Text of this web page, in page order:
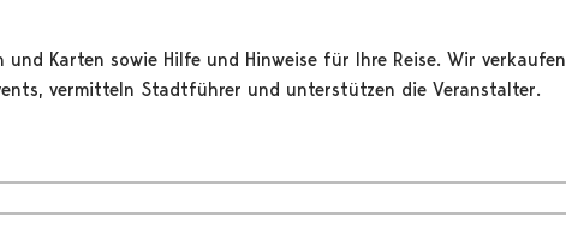
und Karten sowie Hilfe und Hinweise für Ihre Reise. Wir verkaufen
vermitteln Stadtführer und unterstützen die Veranstalter.